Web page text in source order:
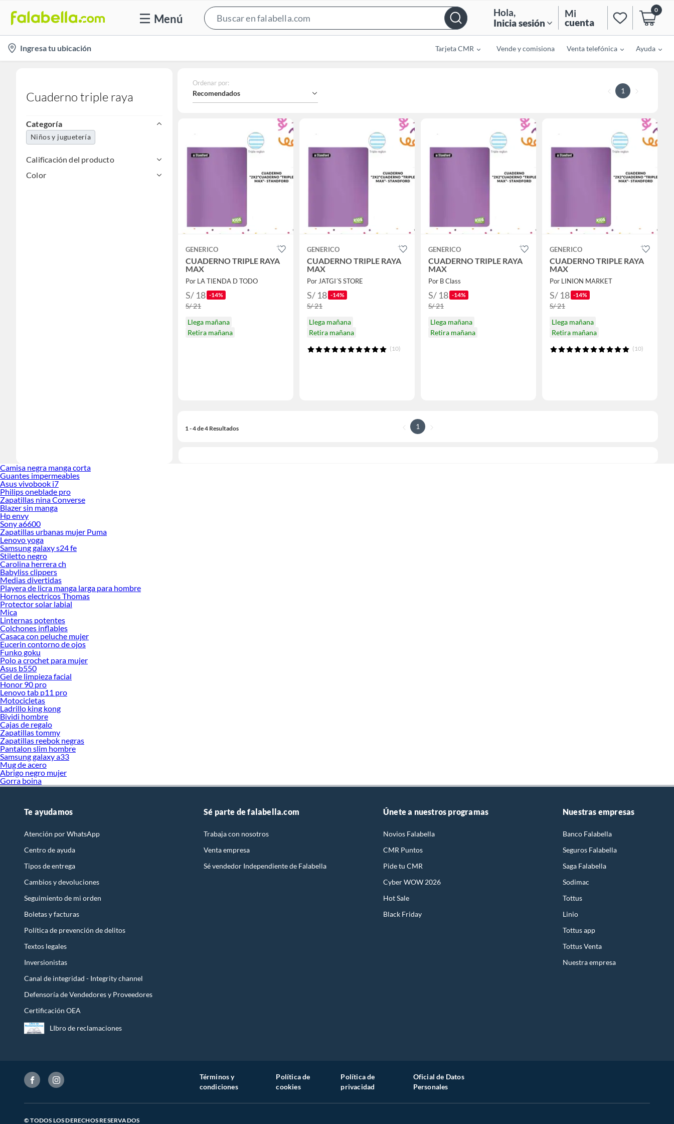
Menú
Bar
Hola,
Inicia sesión
Mi
cuenta
0
location-
icon
Ingresa tu ubicación Tarjeta CMR Vende y comisiona Venta telefónica Ayuda
Cuaderno triple raya
Categoría
Niños y juguetería
Calificación del producto
Color
Ordenar por:
Recomendados 1
GENERICO
CUADERNO TRIPLE RAYA
MAX
Por LA TIENDA D TODO
S/ 18 -14%
S/ 21
Llega mañana
Retira mañana
GENERICO
CUADERNO TRIPLE RAYA
MAX
Por JATGI´S STORE
S/ 18 -14%
S/ 21
Llega mañana
Retira mañana
(10)
GENERICO
CUADERNO TRIPLE RAYA
MAX
Por B Class
S/ 18 -14%
S/ 21
Llega mañana
Retira mañana
GENERICO
CUADERNO TRIPLE RAYA
MAX
Por LINION MARKET
S/ 18 -14%
S/ 21
Llega mañana
Retira mañana
(10)
1 - 4 de 4 Resultados 1
Camisa negra manga corta
Guantes impermeables
Asus vivobook i7
Philips oneblade pro
Zapatillas nina Converse
Blazer sin manga
Hp envy
Sony a6600
Zapatillas urbanas mujer Puma
Lenovo yoga
Samsung galaxy s24 fe
Stiletto negro
Carolina herrera ch
Babyliss clippers
Medias divertidas
Playera de licra manga larga para hombre
Hornos electricos Thomas
Protector solar labial
Mica
Linternas potentes
Colchones inflables
Casaca con peluche mujer
Eucerin contorno de ojos
Funko goku
Polo a crochet para mujer
Asus b550
Gel de limpieza facial
Honor 90 pro
Lenovo tab p11 pro
Motocicletas
Ladrillo king kong
Bividi hombre
Cajas de regalo
Zapatillas tommy
Zapatillas reebok negras
Pantalon slim hombre
Samsung galaxy a33
Mug de acero
Abrigo negro mujer
Gorra boina
Te ayudamos
Atención por WhatsApp
Centro de ayuda
Tipos de entrega
Cambios y devoluciones
Seguimiento de mi orden
Boletas y facturas
Política de prevención de delitos
Textos legales
Inversionistas
Canal de integridad - Integrity channel
Defensoría de Vendedores y Proveedores
Certificación OEA
LIbro de reclamaciones
Sé parte de falabella.com
Trabaja con nosotros
Venta empresa
Sé vendedor Independiente de Falabella
Únete a nuestros programas
Novios Falabella
CMR Puntos
Pide tu CMR
Cyber WOW 2026
Hot Sale
Black Friday
Nuestras empresas
Banco Falabella
Seguros Falabella
Saga Falabella
Sodimac
Tottus
Linio
Tottus app
Tottus Venta
Nuestra empresa
Términos y
condiciones
Política de
cookies
Política de
privacidad
Oficial de Datos
Personales
© TODOS LOS DERECHOS RESERVADOS